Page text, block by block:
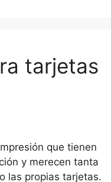
tarjetas
que tienen
y merecen tanta
las propias tarjetas.